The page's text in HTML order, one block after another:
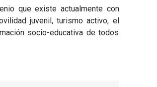
que existe actualmente con
juvenil, turismo activo, el
socio-educativa de todos